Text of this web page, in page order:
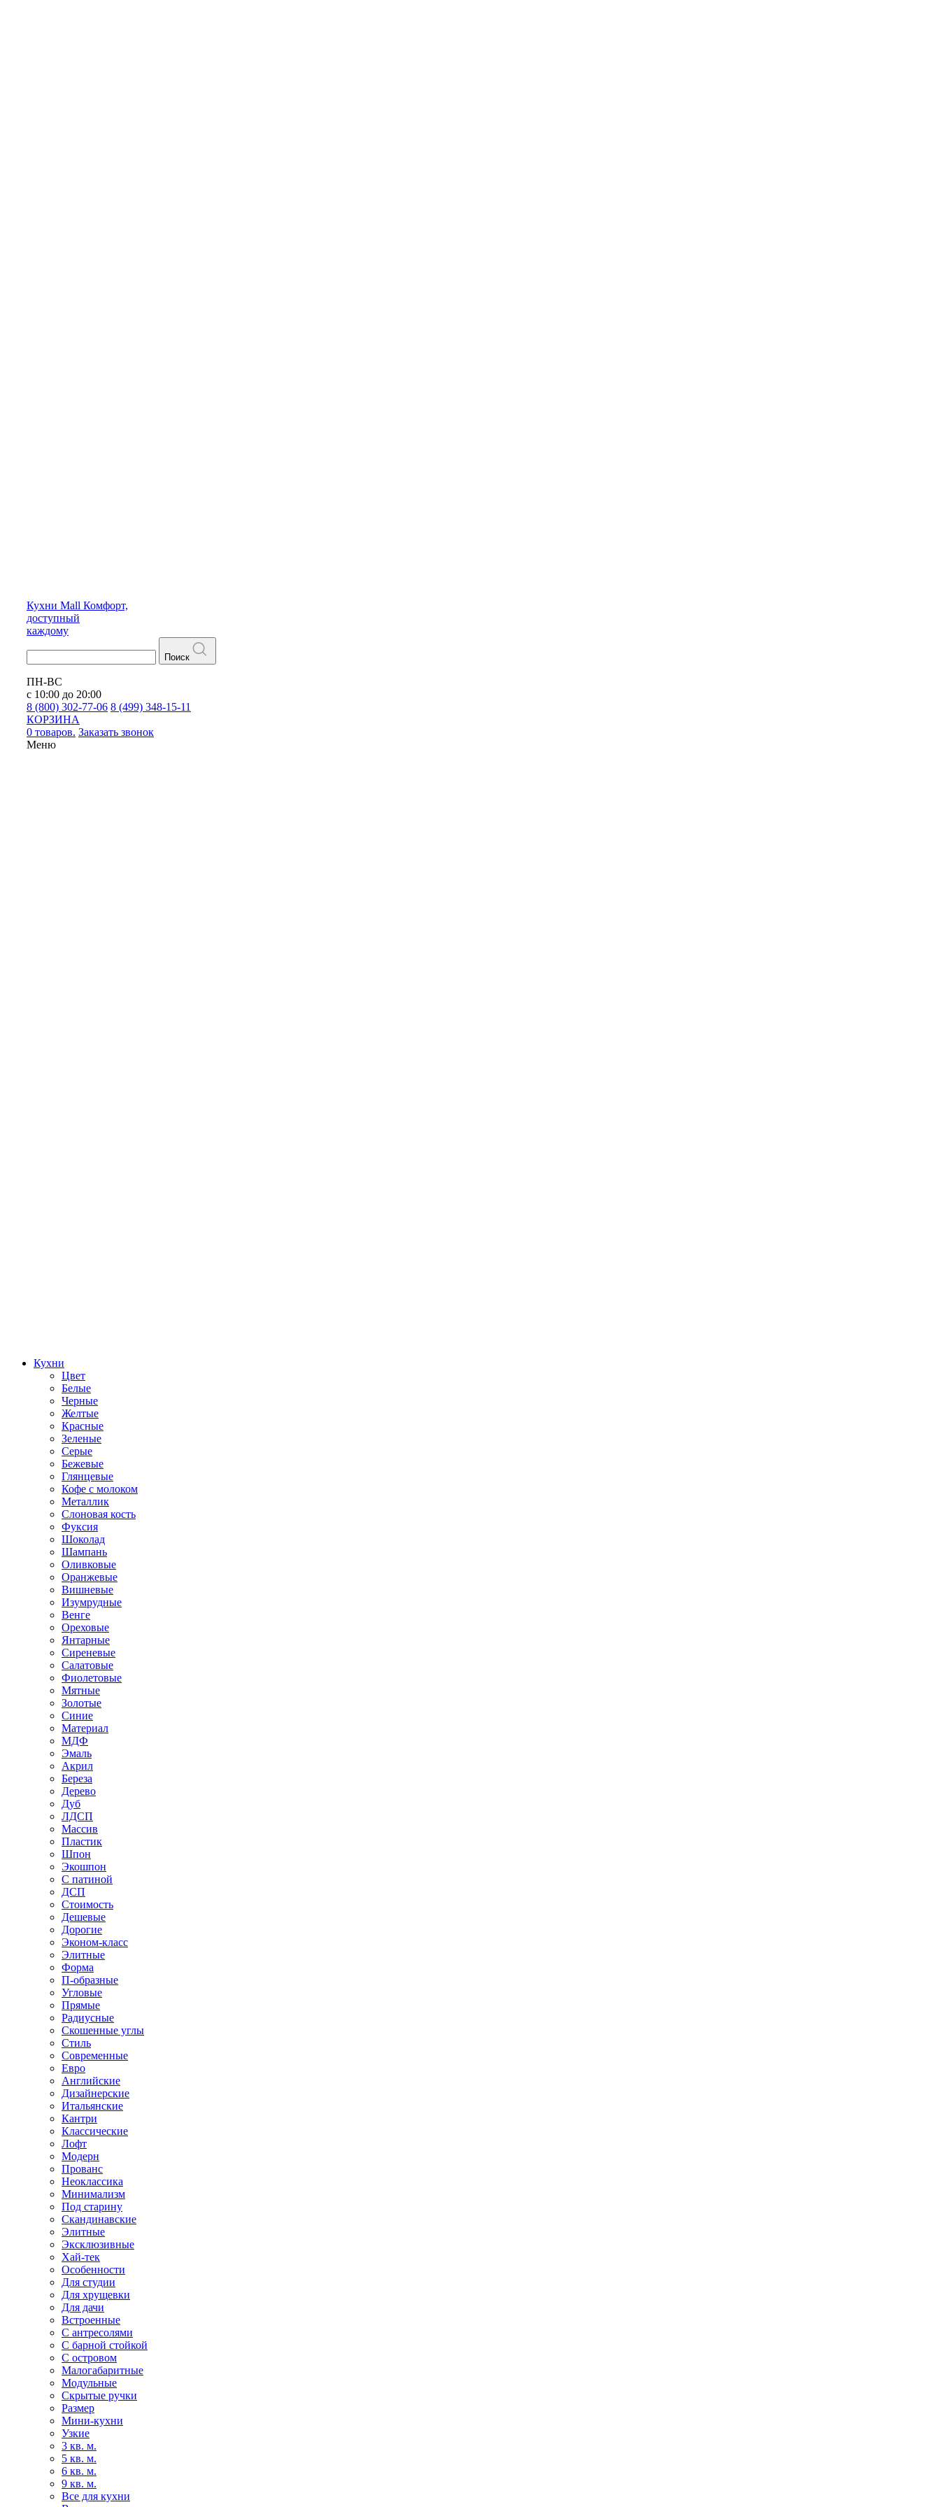
Кухни Mall Комфорт,
доступный
каждому
Поиск
ПН-ВС
с 10:00 до 20:00
8 (800) 302-77-06 8 (499) 348-15-11
КОРЗИНА
0 товаров. Заказать звонок
Меню
Кухни
Цвет
Белые
Черные
Желтые
Красные
Зеленые
Серые
Бежевые
Глянцевые
Кофе с молоком
Металлик
Слоновая кость
Фуксия
Шоколад
Шампань
Оливковые
Оранжевые
Вишневые
Изумрудные
Венге
Ореховые
Янтарные
Сиреневые
Салатовые
Фиолетовые
Мятные
Золотые
Синие
Материал
МДФ
Эмаль
Акрил
Береза
Дерево
Дуб
ЛДСП
Массив
Пластик
Шпон
Экошпон
С патиной
ДСП
Стоимость
Дешевые
Дорогие
Эконом-класс
Элитные
Форма
П-образные
Угловые
Прямые
Радиусные
Скошенные углы
Стиль
Современные
Евро
Английские
Дизайнерские
Итальянские
Кантри
Классические
Лофт
Модерн
Прованс
Неоклассика
Минимализм
Под старину
Скандинавские
Элитные
Эксклюзивные
Хай-тек
Особенности
Для студии
Для хрущевки
Для дачи
Встроенные
С антресолями
С барной стойкой
С островом
Малогабаритные
Модульные
Скрытые ручки
Размер
Мини-кухни
Узкие
3 кв. м.
5 кв. м.
6 кв. м.
9 кв. м.
Все для кухни